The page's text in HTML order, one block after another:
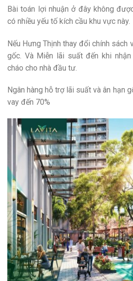
Bài toán lợi nhuận ở đây không
có nhiều yếu tố kích cầu khu vực này.
Nếu Hưng Thịnh thay đổi chính sách
gốc. Và Miễn lãi suất đến khi
cháo cho nhà đầu tư.
Ngân hàng hỗ trợ lãi suất và ân hạn
vay đến 70%